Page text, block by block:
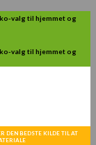
valg til hjemmet og
valg til hjemmet og
DEN BEDSTE KILDE TIL AT